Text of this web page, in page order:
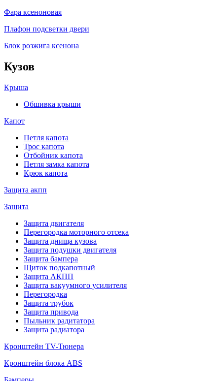
Фара ксеноновая
Плафон подсветки двери
Блок розжига ксенона
Кузов
Крыша
Обшивка крыши
Капот
Петля капота
Трос капота
Отбойник капота
Петля замка капота
Крюк капота
Защита акпп
Защита
Защита двигателя
Перегородка моторного отсека
Защита днища кузова
Защита подушки двигателя
Защита бампера
Щиток подкапотный
Защита АКПП
Защита вакуумного усилителя
Перегородка
Защита трубок
Защита привода
Пыльник радитатора
Защита радиатора
Кронштейн TV-Тюнера
Кронштейн блока ABS